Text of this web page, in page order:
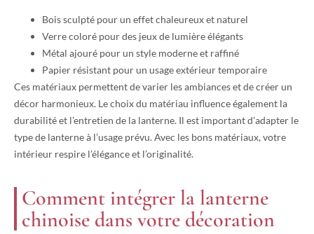
Bois sculpté pour un effet chaleureux et naturel
Verre coloré pour des jeux de lumière élégants
Métal ajouré pour un style moderne et raffiné
Papier résistant pour un usage extérieur temporaire
Ces matériaux permettent de varier les ambiances et de créer un
décor harmonieux. Le choix du matériau influence également la
durabilité et l’entretien de la lanterne. Il est important d’adapter le
type de lanterne à l’usage prévu. Avec les bons matériaux, votre
intérieur respire l’élégance et l’originalité.
Comment intégrer la lanterne
chinoise dans votre décoration